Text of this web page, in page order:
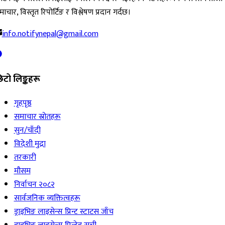
विस्तृत रिपोर्टिङ र विश्लेषण प्रदान गर्दछ।
info.notifynepal@gmail.com
लिङ्कहरू
गृहपृष्ठ
समाचार स्रोतहरू
सुन/चाँदी
विदेशी मुद्रा
तरकारी
मौसम
निर्वाचन २०८२
सार्वजनिक व्यक्तित्वहरू
ड्राइभिङ लाइसेन्स प्रिन्ट स्टाटस जाँच